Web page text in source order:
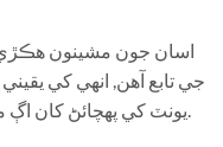
اسان جون مشينون
جي تابع آھن, انهي کي
يونٽ کي پهچائڻ کان اڳ معائنو ڪيو ويو آهي اعتماد جي ضمانت لاءِ.